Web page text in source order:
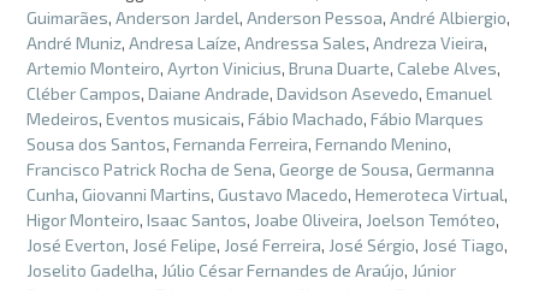
Guimarães, Anderson Jardel, Anderson Pessoa, André Albiergio,
André Muniz, Andresa Laíze, Andressa Sales, Andreza Vieira,
Artemio Monteiro, Ayrton Vinicius, Bruna Duarte, Calebe Alves,
Cléber Campos, Daiane Andrade, Davidson Asevedo, Emanuel
Medeiros, Eventos musicais, Fábio Machado, Fábio Marques
Sousa dos Santos, Fernanda Ferreira, Fernando Menino,
Francisco Patrick Rocha de Sena, George de Sousa, Germanna
Cunha, Giovanni Martins, Gustavo Macedo, Hemeroteca Virtual,
Higor Monteiro, Isaac Santos, Joabe Oliveira, Joelson Temóteo,
José Everton, José Felipe, José Ferreira, José Sérgio, José Tiago,
Joselito Gadelha, Júlio César Fernandes de Araújo, Júnior